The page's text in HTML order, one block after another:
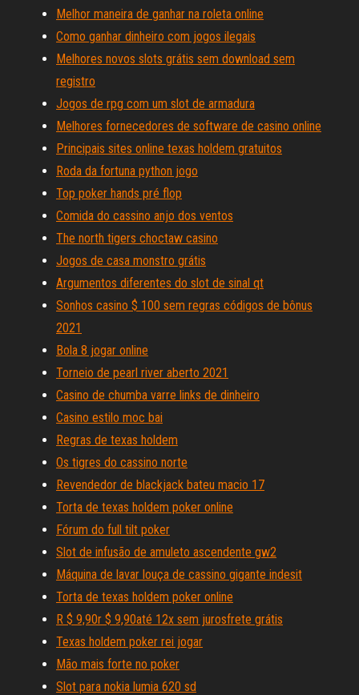
Melhor maneira de ganhar na roleta online
Como ganhar dinheiro com jogos ilegais
Melhores novos slots grátis sem download sem
registro
Jogos de rpg com um slot de armadura
Melhores fornecedores de software de casino online
Principais sites online texas holdem gratuitos
Roda da fortuna python jogo
Top poker hands pré flop
Comida do cassino anjo dos ventos
The north tigers choctaw casino
Jogos de casa monstro grátis
Argumentos diferentes do slot de sinal qt
Sonhos casino $ 100 sem regras códigos de bônus
2021
Bola 8 jogar online
Torneio de pearl river aberto 2021
Casino de chumba varre links de dinheiro
Casino estilo moc bai
Regras de texas holdem
Os tigres do cassino norte
Revendedor de blackjack bateu macio 17
Torta de texas holdem poker online
Fórum do full tilt poker
Slot de infusão de amuleto ascendente gw2
Máquina de lavar louça de cassino gigante indesit
Torta de texas holdem poker online
R $ 9,90r $ 9,90até 12x sem jurosfrete grátis
Texas holdem poker rei jogar
Mão mais forte no poker
Slot para nokia lumia 620 sd